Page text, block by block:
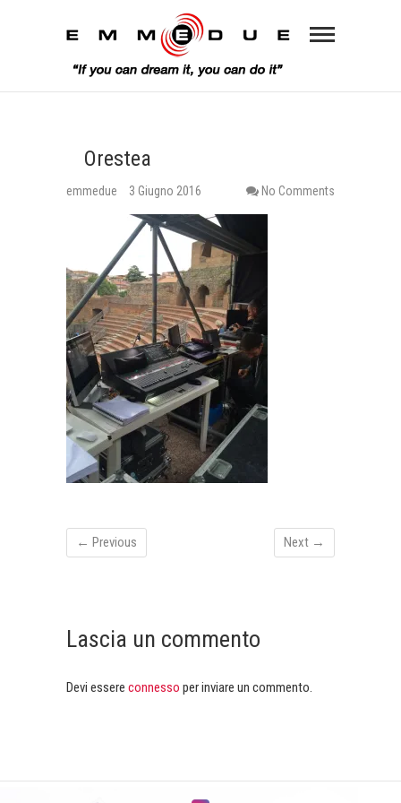
Orestea
emmedue 3 Giugno 2016 No Comments
← Previous Next →
Lascia un commento
Devi essere connesso per inviare un commento.